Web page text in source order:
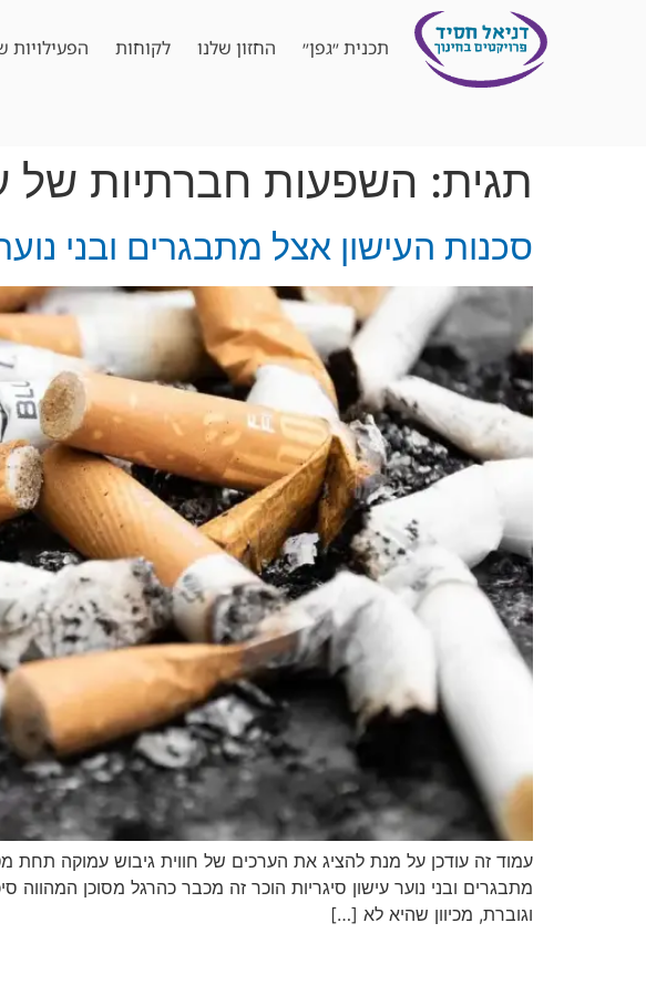
תכנית ״גפן״ החזון שלנו לקוחות הפעילויות
תגית: השפעות חברתיות של
סכנות העישון אצל מתבגרים ובני
עמוד זה עודכן על מנת להציג את הערכים של חווית גיבוש עמוקה תחת
מתבגרים ובני נוער עישון סיגריות הוכר זה מכבר כהרגל מסוכן
וגוברת, מכיוון שהיא לא […]